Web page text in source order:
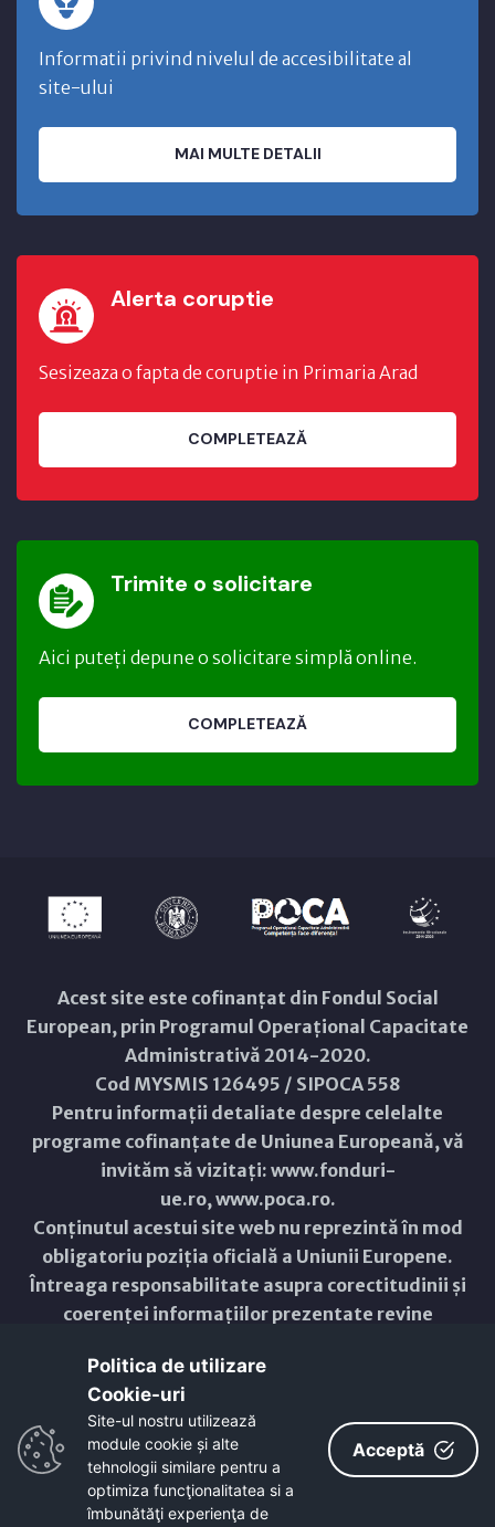
Informatii privind nivelul de accesibilitate al
site-ului
MAI MULTE DETALII
Alerta coruptie
Sesizeaza o fapta de coruptie in Primaria Arad
COMPLETEAZĂ
Trimite o solicitare
Aici puteți depune o solicitare simplă online.
COMPLETEAZĂ
Acest site este cofinanțat din Fondul Social
European, prin Programul Operațional Capacitate
Administrativă 2014-2020.
Cod MYSMIS 126495 / SIPOCA 558
Pentru informații detaliate despre celelalte
programe cofinanțate de Uniunea Europeană, vă
invităm să vizitați: www.fonduri-
ue.ro,www.poca.ro.
Conținutul acestui site web nu reprezintă în mod
obligatoriu poziția oficială a Uniunii Europene.
Întreaga responsabilitate asupra corectitudinii și
coerenței informațiilor prezentate revine
Copyright © 2021 - 2026 -
ResponsiveVoice
Non-Commercial License
Politica de utilizare
Cookie-uri‎
Site-ul nostru utilizează
module cookie și alte
tehnologii similare pentru a
optimiza funcţionalitatea si a
îmbunătăţi experienţa de
Acceptă